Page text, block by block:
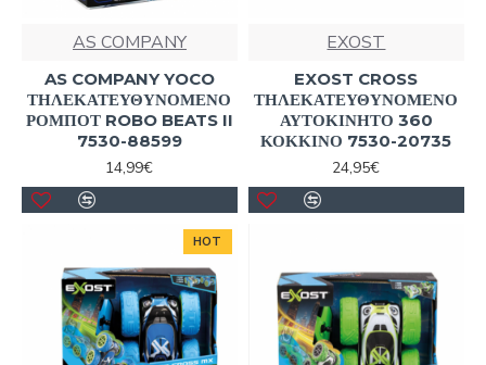
AS COMPANY
AS COMPANY YOCO
ΤΗΛΕΚΑΤΕΥΘΥΝΟΜΕΝΟ
ΡΟΜΠΟΤ ROBO BEATS II
7530-88599
14,99€
EXOST
EXOST CROSS
ΤΗΛΕΚΑΤΕΥΘΥΝΟΜΕΝΟ
ΑΥΤΟΚΙΝΗΤΟ 360
ΚΟΚΚΙΝΟ 7530-20735
24,95€
HOT